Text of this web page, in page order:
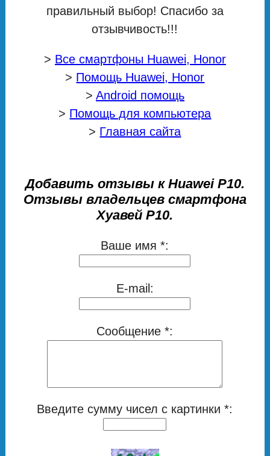
правильный выбор! Спасибо за
отзывчивость!!!
> Все смартфоны Huawei, Honor
> Помощь Huawei, Honor
> Android помощь
> Помощь для компьютера
> Главная сайта
Добавить отзывы к Huawei P10.
Отзывы владельцев смартфона
Хуавей Р10.
Ваше имя *:
E-mail:
Сообщение *:
Введите сумму чисел с картинки *: